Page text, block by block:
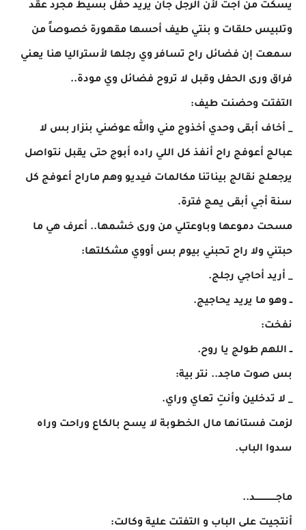
يسكت من أجت لأن الرجل جان يريد حفل بسيط مجرد عقد
وتلبيس حلقات و بنتي طيف أحسها مقهورة خصوصاً من
سمعت إن فضائل راح تسافر وي رجلها لأستراليا هنا يعني
فراق ورى الحفل وقبل لا تروح فضائل وي مودة..
التفتت وحضنت طيف:
_ أخاف أبقى وحدي أخذوج مني والله عوضني بنزار بس لا
عبالج أعوفج راح أنفذ كل اللي راده أبوج حتى يقبل نتواصل
يرجعلج نقالج بيناتنا مكالمات فيديو وهم ماراح أعوفج كل
سنة أجي أبقى يمج فترة.
مسحت دموعها وباوعتلي من ورى خشمها.. أعرف هي ما
حبتني ولا راح تحبني بيوم بس أووي مشكلتها:
_ أريد أحاجي رجلج.
ــ وهو ما يريد يحاجيج.
نفخت:
ــ اللهم طولج يا روح.
بس صوت ماجد.. نتر بية:
_ لا تدخلين وأنتِ تعاي وراي.
لزمت فستانها مال الخطوبة لا يسح بالكاع وراحت وراه
سدوا الباب.
ماجـــــــــــــــد..
أنتجيت على الباب و التفتت علية وكالت: